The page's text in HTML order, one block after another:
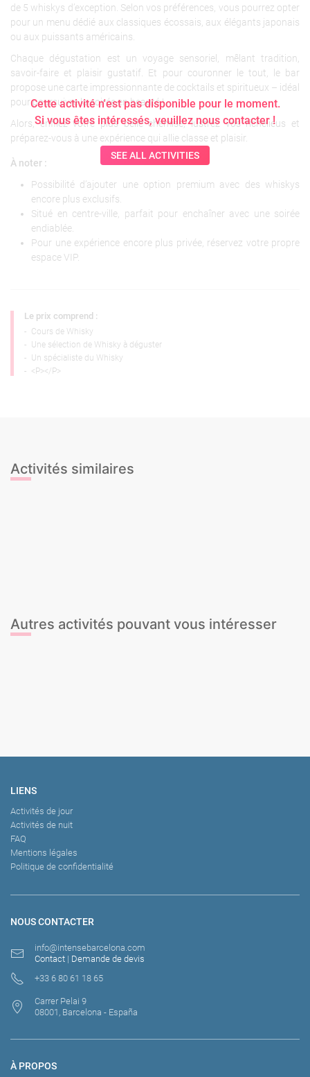
Cette activité n'est pas disponible pour le moment.
Si vous êtes intéressés, veuillez nous contacter !
SEE ALL ACTIVITIES
de 5 whiskys d’exception. Selon vos préférences, vous pourrez opter
pour un menu dédié aux classiques écossais, aux élégants japonais
ou aux puissants américains.
Chaque dégustation est un voyage sensoriel, mêlant tradition,
savoir-faire et plaisir gustatif. Et pour couronner le tout, le bar
propose une carte impressionnante de cocktails et spiritueux – idéal
pour poursuivre la soirée en beauté !
Alors, enfilez votre plus belle chemise, lustrez vos richelieus et
préparez-vous à une expérience qui allie classe et plaisir.
À noter :
Possibilité d’ajouter une option premium avec des whiskys
encore plus exclusifs.
Situé en centre-ville, parfait pour enchaîner avec une soirée
endiablée.
Pour une expérience encore plus privée, réservez votre propre
espace VIP.
Le prix comprend :
- Cours de Whisky
- Une sélection de Whisky à déguster
- Un spécialiste du Whisky
- <P></P>
Activités similaires
Autres activités pouvant vous intéresser
NOUS CONTACTER
info@intensebarcelona.com
Contact | Demande de devis
+33 6 80 61 18 65
Carrer Pelai 9
08001, Barcelona - España
LIENS
Activités de jour
Activités de nuit
FAQ
Mentions légales
Politique de confidentialité
À PROPOS